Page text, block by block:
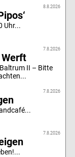
8.8.2026
Uhr...
7.8.2026
II – Bitte
7.8.2026
7.8.2026